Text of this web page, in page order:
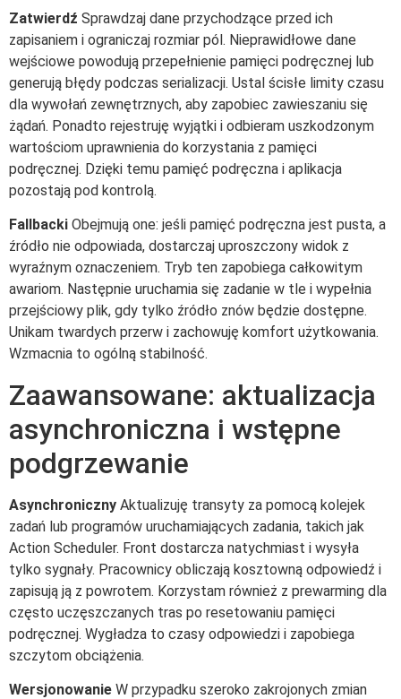
Zatwierdź Sprawdzaj dane przychodzące przed ich
zapisaniem i ograniczaj rozmiar pól. Nieprawidłowe dane
wejściowe powodują przepełnienie pamięci podręcznej lub
generują błędy podczas serializacji. Ustal ścisłe limity czasu
dla wywołań zewnętrznych, aby zapobiec zawieszaniu się
żądań. Ponadto rejestruję wyjątki i odbieram uszkodzonym
wartościom uprawnienia do korzystania z pamięci
podręcznej. Dzięki temu pamięć podręczna i aplikacja
pozostają pod kontrolą.
Fallbacki Obejmują one: jeśli pamięć podręczna jest pusta, a
źródło nie odpowiada, dostarczaj uproszczony widok z
wyraźnym oznaczeniem. Tryb ten zapobiega całkowitym
awariom. Następnie uruchamia się zadanie w tle i wypełnia
przejściowy plik, gdy tylko źródło znów będzie dostępne.
Unikam twardych przerw i zachowuję komfort użytkowania.
Wzmacnia to ogólną stabilność.
Zaawansowane: aktualizacja
asynchroniczna i wstępne
podgrzewanie
Asynchroniczny Aktualizuję transyty za pomocą kolejek
zadań lub programów uruchamiających zadania, takich jak
Action Scheduler. Front dostarcza natychmiast i wysyła
tylko sygnały. Pracownicy obliczają kosztowną odpowiedź i
zapisują ją z powrotem. Korzystam również z prewarming dla
często uczęszczanych tras po resetowaniu pamięci
podręcznej. Wygładza to czasy odpowiedzi i zapobiega
szczytom obciążenia.
Wersjonowanie W przypadku szeroko zakrojonych zmian